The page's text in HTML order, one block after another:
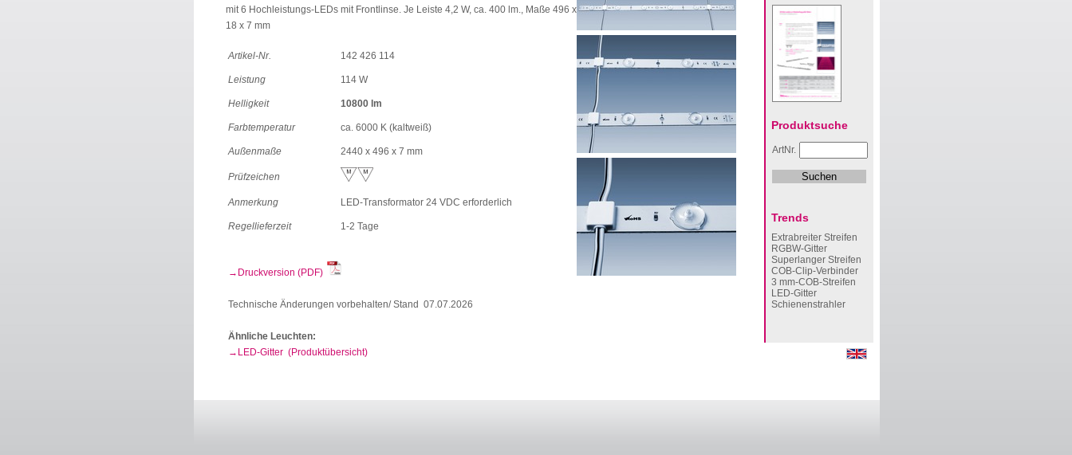
mit 6 Hochleistungs-LEDs mit Frontlinse. Je Leiste 4,2 W, ca. 400 lm., Maße 496 x
18 x 7 mm
Artikel-Nr. 142 426 114
Leistung 114 W
Helligkeit 10800 lm
Farbtemperatur ca. 6000 K (kaltweiß)
Außenmaße 2440 x 496 x 7 mm
Prüfzeichen
Anmerkung LED-Transformator 24 VDC erforderlich
Regellieferzeit 1-2 Tage
Druckversion (PDF)
Technische Änderungen vorbehalten/ Stand 07.07.2026
Ähnliche Leuchten:
LED-Gitter (Produktübersicht)
Produktsuche
ArtNr.
Trends
Extrabreiter Streifen
RGBW-Gitter
Superlanger Streifen
COB-Clip-Verbinder
3 mm-COB-Streifen
LED-Gitter
Schienenstrahler